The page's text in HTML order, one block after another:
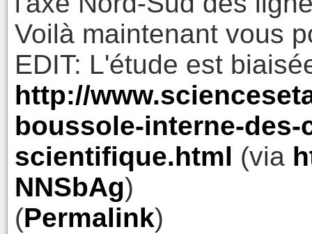
Voilà maintenant vous
EDIT: L'étude est
http://
boussole-interne-
scientifique.html (via
NNSbAg)
(Permalink)